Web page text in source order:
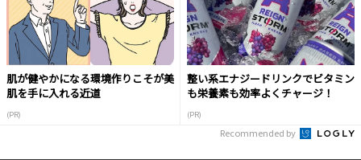
肌が健やかになる環境作りこそが美
肌を手に入れる近道
(PR)
整い系エナジードリンクでビタミン
も栄養素も効率よくチャージ！
(PR)
Recommended by